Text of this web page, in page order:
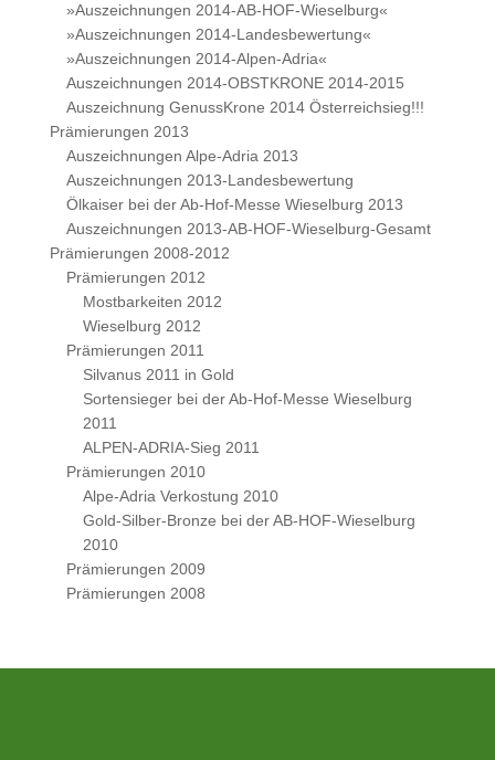
»Auszeichnungen 2014-AB-HOF-Wieselburg«
»Auszeichnungen 2014-Landesbewertung«
»Auszeichnungen 2014-Alpen-Adria«
Auszeichnungen 2014-OBSTKRONE 2014-2015
Auszeichnung GenussKrone 2014 Österreichsieg!!!
Prämierungen 2013
Auszeichnungen Alpe-Adria 2013
Auszeichnungen 2013-Landesbewertung
Ölkaiser bei der Ab-Hof-Messe Wieselburg 2013
Auszeichnungen 2013-AB-HOF-Wieselburg-Gesamt
Prämierungen 2008-2012
Prämierungen 2012
Mostbarkeiten 2012
Wieselburg 2012
Prämierungen 2011
Silvanus 2011 in Gold
Sortensieger bei der Ab-Hof-Messe Wieselburg
2011
ALPEN-ADRIA-Sieg 2011
Prämierungen 2010
Alpe-Adria Verkostung 2010
Gold-Silber-Bronze bei der AB-HOF-Wieselburg
2010
Prämierungen 2009
Prämierungen 2008